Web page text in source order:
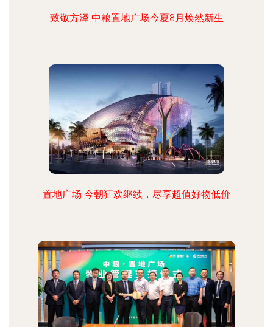
致敬方泽 中粮置地广场今夏8月焕然新生
置地广场 今朝狂欢继续，尽享超值好物低价